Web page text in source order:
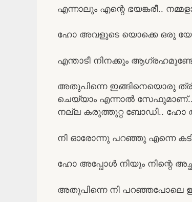
എന്നാലും എന്റെ ഭയങ്കരീ..
ഹോ അവളുടെ യൊക്കെ ഒരു
എന്താടീ നിനക്കും
അതുപിന്നെ ഇങ്ങിനെയൊരു
ചെയ്യാം എന്നാൽ സേഫുമാണ്..
നല്ല കരുത്തുറ്റ ബോഡി.. ഹോ
നി ഓരോന്നു പറഞ്ഞു എന്നെ
ഹോ അപ്പോൾ നിയും നിന്റെ
അതുപിന്നെ നി പറഞ്ഞപോലെ